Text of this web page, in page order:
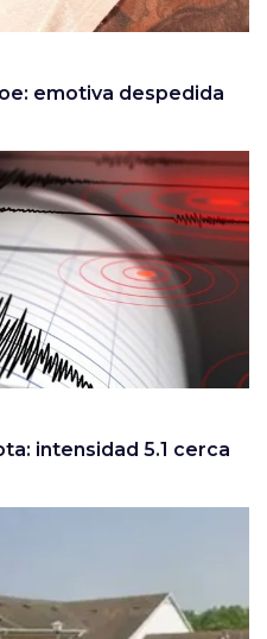
emotiva despedida
intensidad 5.1 cerca